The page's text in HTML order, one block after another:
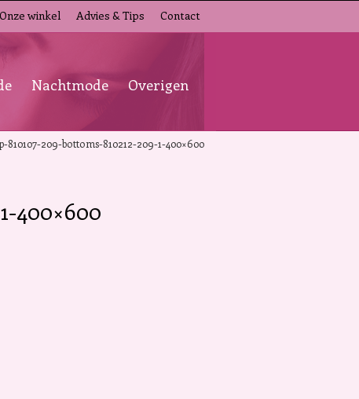
Onze winkel Advies & Tips Contact
Nachtmode Overigen
810107-209-bottoms-810212-209-1-400×600
400×600